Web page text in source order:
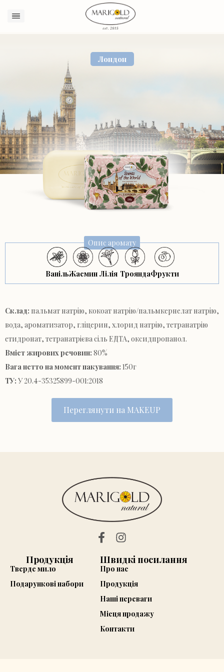
Лондон
Опис аромату
ВанільЖасмин Лілія ТрояндаФрукти
Склад: пальмат натрію, кокоат натрію/пальмкернелат натрію,
вода, ароматизатор, гліцерин, хлорид натрію, тетранатрію
етидронат, тетранатрієва сіль ЕДТА, оксидпропанол.
Вміст жирових речовин: 80%
Вага нетто на момент пакування: 150г
ТУ: У 20.4-35325899-001:2018
Переглянути на MAKEUP
Продукція
Тверде мило
Подарункові набори
Швидкі посилання
Про нас
Продукція
Наші переваги
Місця продажу
Контакти
Sign in
Remember me
Log in
Create an account